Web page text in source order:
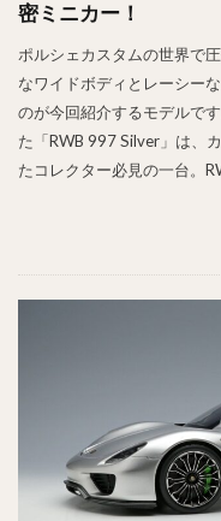
密ミニカー！
ポルシェカスタムの世界で
なワイドボディとレーシー
のが今回紹介するモデルで
た「RWB 997 Silver」は、
たコレクター必見の一台。